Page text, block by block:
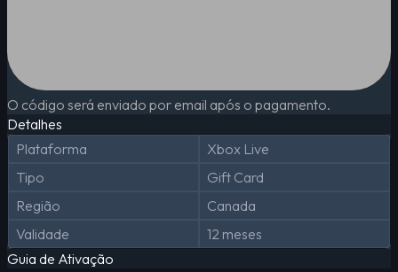
O código será enviado por email após o pagamento.
Detalhes
Plataforma
Xbox Live
Tipo
Gift Card
Região
Canada
Validade
12 meses
Guia de Ativação